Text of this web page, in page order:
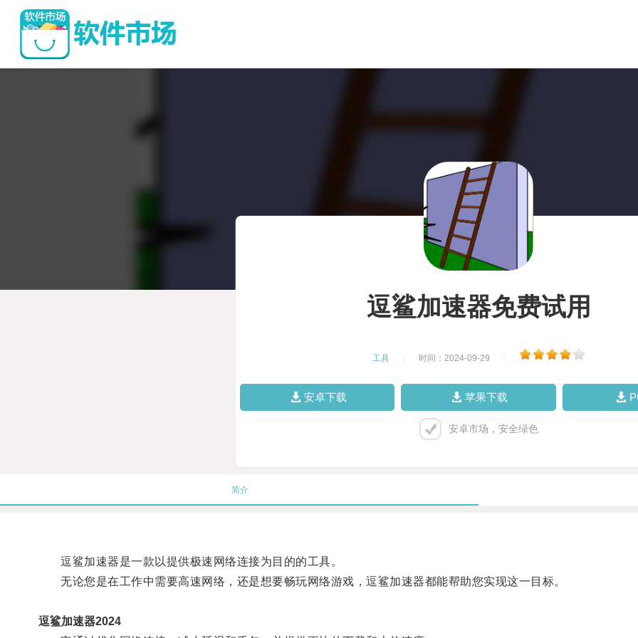
逗鲨加速器免费试用
工具 时间：2024-09-29
安卓下载 苹果下载
安卓市场，安全绿色
简介
逗鲨加速器是一款以提供极速网络连接为目的的工具。
无论您是在工作中需要高速网络，还是想要畅玩网络游戏，逗鲨加速器都能帮助您实现这一目标。
逗鲨加速器2024